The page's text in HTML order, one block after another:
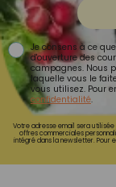
Je consens à ce
d'ouverture des
campagnes. Nous
laquelle vous le
vous utilisez. Pour
confidentialité.
Votre adresse email sera
offres commerciales
intégré dans la newsletter. Pour